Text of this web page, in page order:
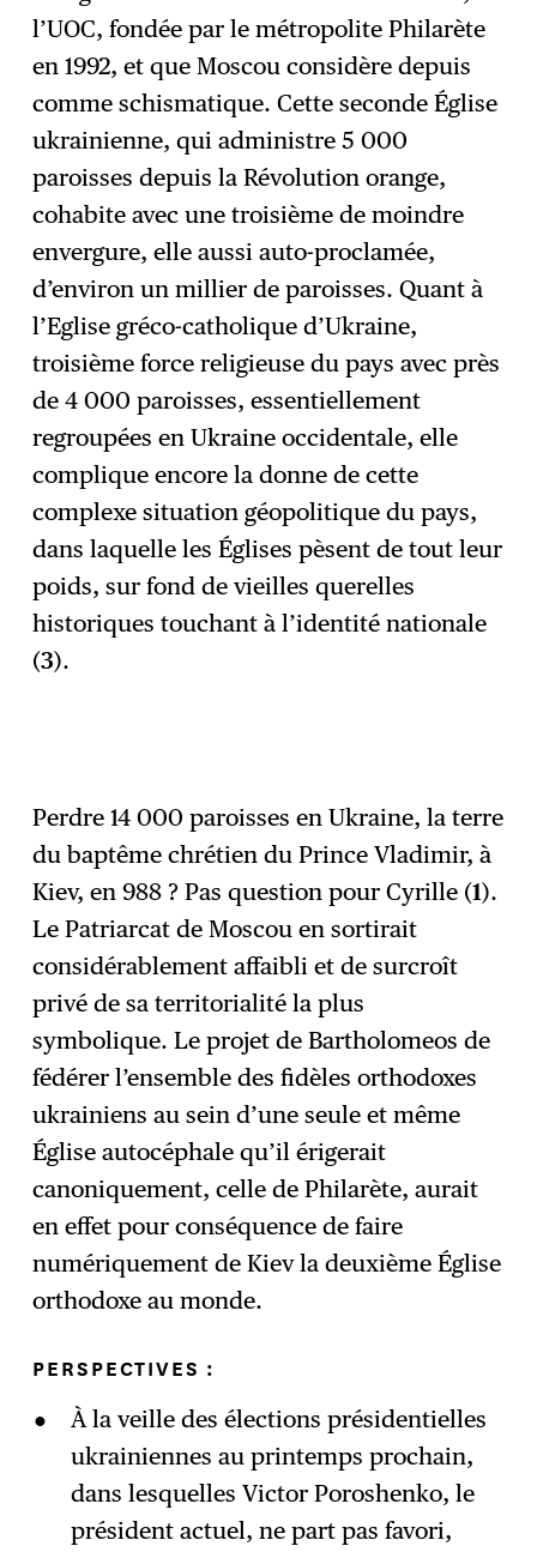
l’UOC, fondée par le métropolite Philarète
en 1992, et que Moscou considère depuis
comme schismatique. Cette seconde Église
ukrainienne, qui administre 5 000
paroisses depuis la Révolution orange,
cohabite avec une troisième de moindre
envergure, elle aussi auto-proclamée,
d’environ un millier de paroisses. Quant à
l’Eglise gréco-catholique d’Ukraine,
troisième force religieuse du pays avec près
de 4 000 paroisses, essentiellement
regroupées en Ukraine occidentale, elle
complique encore la donne de cette
complexe situation géopolitique du pays,
dans laquelle les Églises pèsent de tout leur
poids, sur fond de vieilles querelles
historiques touchant à l’identité nationale
(3).
Perdre 14 000 paroisses en Ukraine, la terre
du baptême chrétien du Prince Vladimir, à
Kiev, en 988 ? Pas question pour Cyrille (1).
Le Patriarcat de Moscou en sortirait
considérablement affaibli et de surcroît
privé de sa territorialité la plus
symbolique. Le projet de Bartholomeos de
fédérer l’ensemble des fidèles orthodoxes
ukrainiens au sein d’une seule et même
Église autocéphale qu’il érigerait
canoniquement, celle de Philarète, aurait
en effet pour conséquence de faire
numériquement de Kiev la deuxième Église
orthodoxe au monde.
PERSPECTIVES :
À la veille des élections présidentielles
ukrainiennes au printemps prochain,
dans lesquelles Victor Poroshenko, le
président actuel, ne part pas favori,